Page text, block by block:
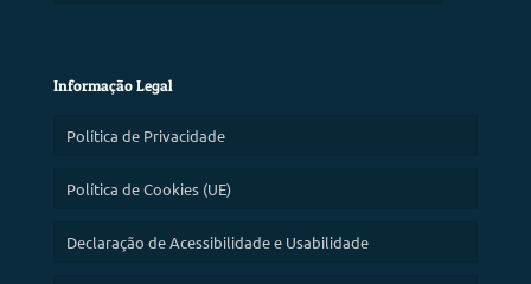
Informação Legal
Política de Privacidade
Política de Cookies (UE)
Declaração de Acessibilidade e Usabilidade